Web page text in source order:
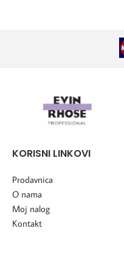
KORISNI LINKOVI
Prodavnica
O nama
Moj nalog
Kontakt